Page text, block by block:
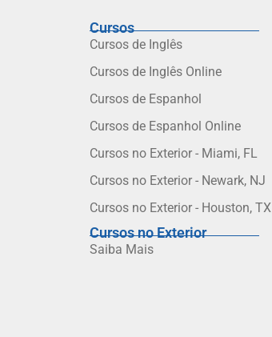
Cursos
Cursos de Inglês
Cursos de Inglês Online
Cursos de Espanhol
Cursos de Espanhol Online
Cursos no Exterior - Miami, FL
Cursos no Exterior - Newark, NJ
Cursos no Exterior - Houston, TX
Cursos no Exterior
Saiba Mais